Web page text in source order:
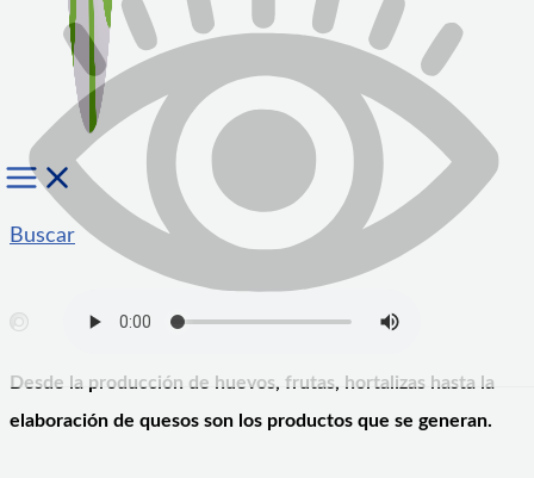
Buscar
Desde la producción de huevos, frutas, hortalizas hasta la
elaboración de quesos son los productos que se generan.